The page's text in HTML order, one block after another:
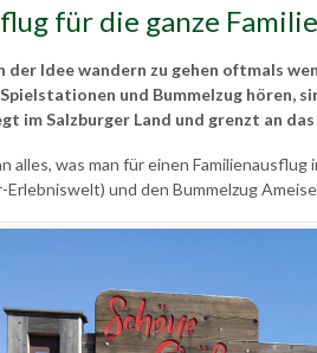
für die ganze
der Idee wandern zu gehen oftmals
und Bummelzug hören,
im Salzburger Land und grenzt an
alles, was man für einen
und den Bummelzug